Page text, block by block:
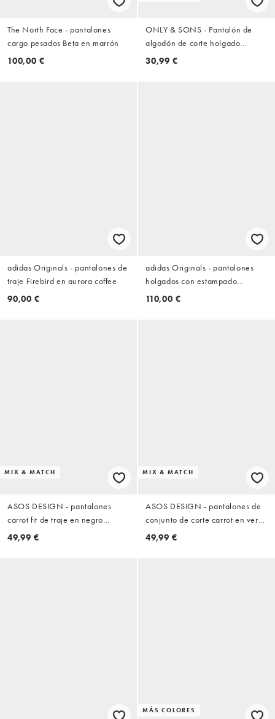
The North Face - pantalones
cargo pesados Beta en marrón
100,00 €
ONLY & SONS - Pantalón de
algodón de corte holgado
tapered en marrón oscuro
30,99 €
adidas Originals - pantalones de
traje Firebird en aurora coffee
90,00 €
adidas Originals - pantalones
holgados con estampado
camuflaje
110,00 €
MIX & MATCH
ASOS DESIGN - pantalones
carrot fit de traje en negro
seersucker
49,99 €
MIX & MATCH
ASOS DESIGN - pantalones de
conjunto de corte carrot en verde
oliva seersucker
49,99 €
MÁS COLORES